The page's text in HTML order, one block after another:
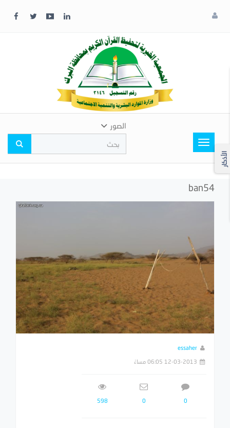
Toggle
navigation
الصور
الأذكار
ban54
essaher
12-03-2013 06:05 مساءً
0
0
598